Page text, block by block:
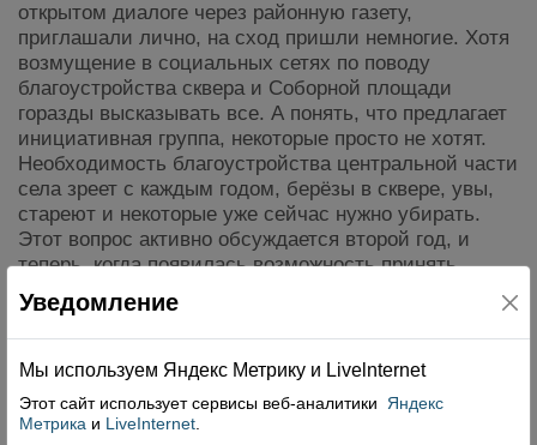
открытом диалоге через районную газету,
приглашали лично, на сход пришли немногие. Хотя
возмущение в социальных сетях по поводу
благоустройства сквера и Соборной площади
горазды высказывать все. А понять, что предлагает
инициативная группа, некоторые просто не хотят.
Необходимость благоустройства центральной части
села зреет с каждым годом, берёзы в сквере, увы,
стареют и некоторые уже сейчас нужно убирать.
Этот вопрос активно обсуждается второй год, и
теперь, когда появилась возможность принять
участие в конкурсе, чтобы благоустроить Соборную
площадь, встал особо остро.
Уведомление
Мы используем Яндекс Метрику и Livelnternet
Этот сайт использует сервисы веб-аналитики
Яндекс
Метрика и LiveInternet